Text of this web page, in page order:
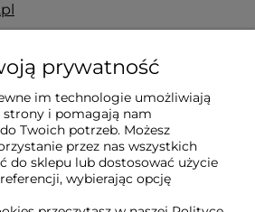
prywatność
im technologie umożliwiają
strony i pomagają nam
Twoich potrzeb. Możesz
przez nas wszystkich
do sklepu lub dostosować użycie
wybierając opcję